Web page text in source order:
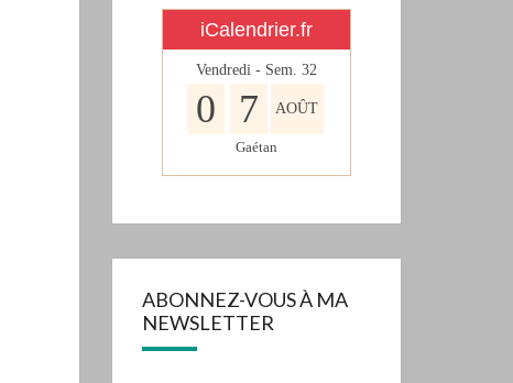
iCalendrier.fr
Vendredi - Sem. 32
0 7 AOÛT
Gaétan
ABONNEZ-VOUS À MA
NEWSLETTER